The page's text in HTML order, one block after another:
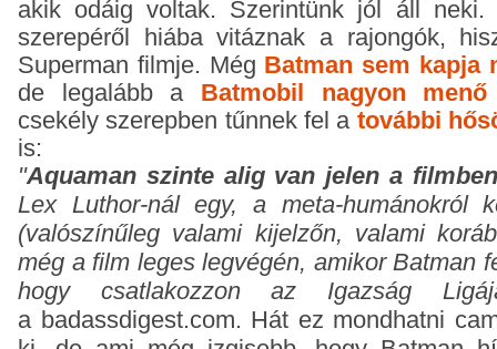
akik odáig voltak. Szerintünk jól áll neki.
szerepéről hiába vitáznak a rajongók,
Superman filmje. Még Batman sem kapja
de legalább a Batmobil nagyon
csekély szerepben tűnnek fel a további
is:
"Aquaman szinte alig van jelen a
Lex Luthor-nál egy, a meta-humánokról
(valószínűleg valami kijelzőn, valami
még a film leges legvégén, amikor Batman
hogy csatlakozzon az Igazság
a badassdigest.com. Hát ez mondhatni